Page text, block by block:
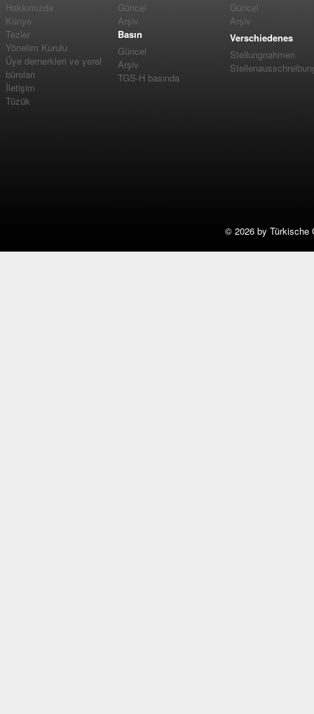
Hakkımızda
Künye
Tezler
Yönetim Kurulu
Üye dernerkleri ve yerel
büroları
İletişim
Tüzük
Güncel
Arşiv
Basın
Güncel
Arşiv
TGS-H basında
Güncel
Arşiv
Verschiedenes
Stellungnahmen
© 2026 by Türkische